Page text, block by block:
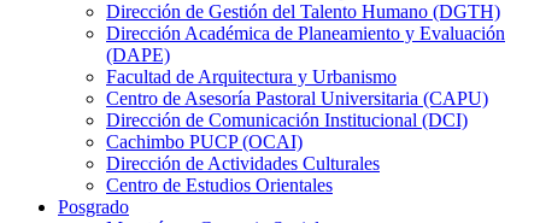
Dirección de Gestión del Talento Humano (DGTH)
Dirección Académica de Planeamiento y Evaluación
(DAPE)
Facultad de Arquitectura y Urbanismo
Centro de Asesoría Pastoral Universitaria (CAPU)
Dirección de Comunicación Institucional (DCI)
Cachimbo PUCP (OCAI)
Dirección de Actividades Culturales
Centro de Estudios Orientales
Posgrado